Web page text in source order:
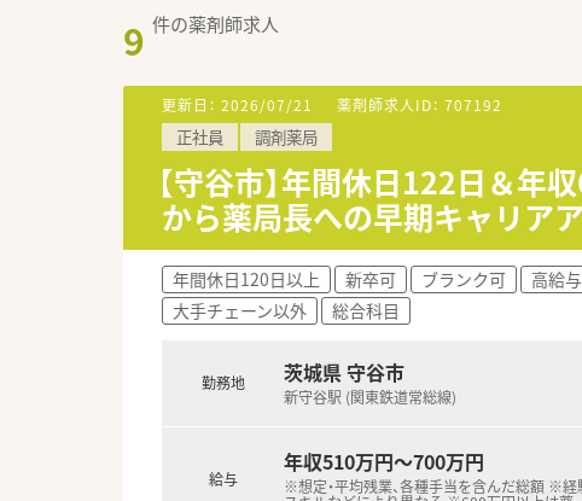
9 件の薬剤師求人
更新日： 2026/07/21 薬剤師求人ID： 707192
正社員 調剤薬局
【守谷市】年間休日122日＆年
から薬局長への早期キャリア
年間休日120日以上 新卒可 ブランク可 高給
大手チェーン以外
総合科目
勤務地 茨城県 守谷市
新守谷駅 (関東鉄道常総線)
給与
年収510万円～700万円
※想定・平均残業、各種手当を含んだ総額 ※経